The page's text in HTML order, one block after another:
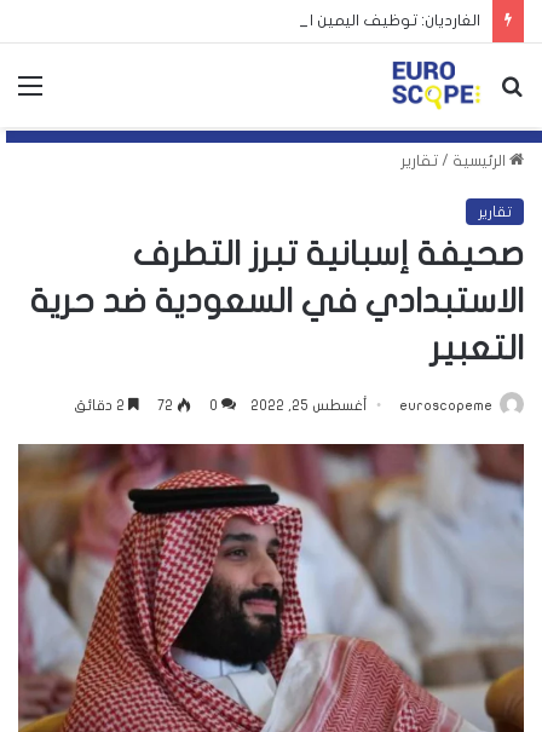
الغارديان: توظيف اليمين الأوروبي لأزمة سبتة يهدد بتكرارها
بحث
الرئيسية / تقارير
تقارير
صحيفة إسبانية تبرز التطرف
الاستبدادي في السعودية ضد حرية
التعبير
euroscopeme أغسطس 25, 2022 0
72